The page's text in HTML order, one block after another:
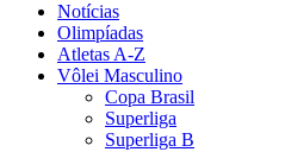
Notícias
Olimpíadas
Atletas A-Z
Vôlei Masculino
Copa Brasil
Superliga
Superliga B